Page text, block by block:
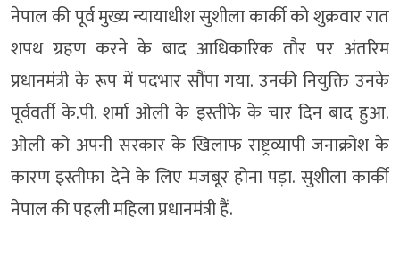
नेपाल की पूर्व मुख्य न्यायाधीश सुशीला कार्की को शुक्रवार रात
शपथ ग्रहण करने के बाद आधिकारिक तौर पर अंतरिम
प्रधानमंत्री के रूप में पदभार सौंपा गया. उनकी नियुक्ति उनके
पूर्ववर्ती के.पी. शर्मा ओली के इस्तीफे के चार दिन बाद हुआ.
ओली को अपनी सरकार के खिलाफ राष्ट्रव्यापी जनाक्रोश के
कारण इस्तीफा देने के लिए मजबूर होना पड़ा. सुशीला कार्की
नेपाल की पहली महिला प्रधानमंत्री हैं.